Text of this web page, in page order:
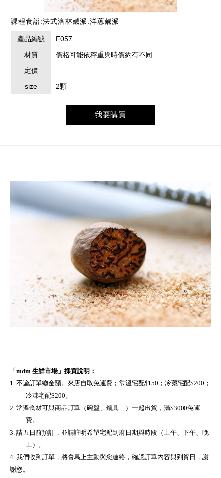
課程食譜:法式洛林鹹派.洋蔥鹹派
產品編號
F057
材質
價格可能依秤重與時價約有不同.
定價
size 2顆
我要購買
「mdm 生鮮市場」採買說明：
1. 不論訂單總金額。來店自取免運費；常溫宅配$150 ；冷藏宅配$200 ；
冷凍宅配$200 。
2. 常溫食材可與商品訂單（碗盤、鍋具…）一起出貨，滿$3000免運
費。
3. 請五日前預訂，並請註明希望宅配到府日期與時段（上午、下午、晚
上）。
4. 我們收到訂單，將會馬上主動與您連絡，確認訂單內容與到貨日，謝
謝您。